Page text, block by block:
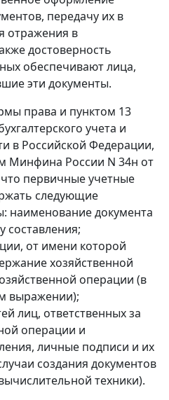
передачу их в
отражения в
достоверность
обеспечивают лица,
эти документы.
права и пунктом 13
учета и
в Российской Федерации,
Минфина России N 34н от
первичные учетные
следующие
наименование документа
от имени которой
хозяйственной
операции (в
выражении);
лиц, ответственных за
операции и
личные подписи и их
создания документов
техники).